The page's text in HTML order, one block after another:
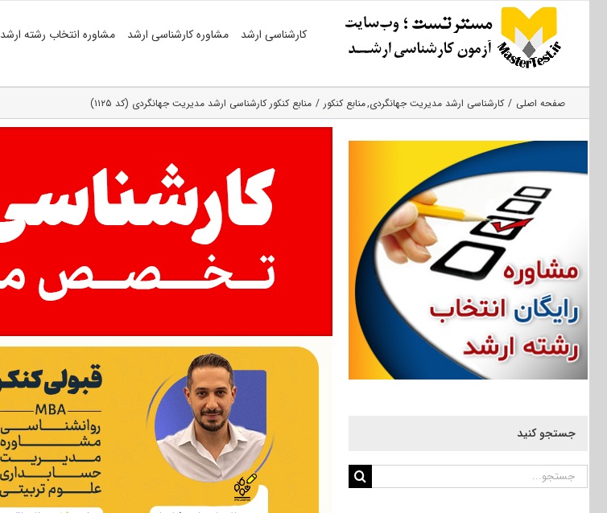
کارشناسی ارشد مشاوره کارشناسی ارشد مشاوره انتخاب رشته ارشد
صفحه اصلی کارشناسی ارشد مدیریت جهانگردی منابع کنکور منابع کنکور کارشناسی ارشد مدیریت جهانگردی (کد ۱۱۲۵)
جستجو کنید
جستجو